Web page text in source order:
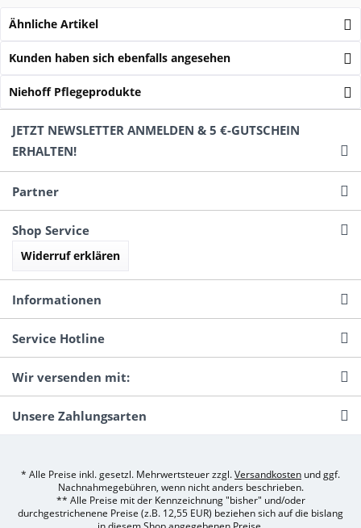
Ähnliche Artikel
Kunden haben sich ebenfalls angesehen
Niehoff Pflegeprodukte
JETZT NEWSLETTER ANMELDEN & 5 €-GUTSCHEIN
ERHALTEN!
Partner
Shop Service
Widerruf erklären
Informationen
Service Hotline
Wir versenden mit:
Unsere Zahlungsarten
* Alle Preise inkl. gesetzl. Mehrwertsteuer zzgl.Versandkosten und ggf.
Nachnahmegebühren, wenn nicht anders beschrieben.
** Alle Preise mit der Kennzeichnung "bisher" und/oder
durchgestrichenene Preise (z.B. 12,55 EUR) beziehen sich auf die bislang